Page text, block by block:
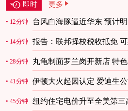
即时 更多
12分钟 台风白海豚逼近华东 预计
14分钟 报告：联邦择校税收抵免
28分钟 丸龟制面罗兰岗开新店 特
41分钟 伊顿大火起因认定 爱迪生
45分钟 纽约住宅电价升至全美第三